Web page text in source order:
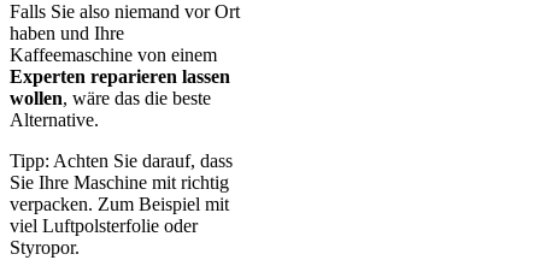
Falls Sie also niemand vor Ort
haben und Ihre
Kaffeemaschine von einem
Experten reparieren lassen
wollen, wäre das die beste
Alternative.
Tipp: Achten Sie darauf, dass
Sie Ihre Maschine mit richtig
verpacken. Zum Beispiel mit
viel Luftpolsterfolie oder
Styropor.